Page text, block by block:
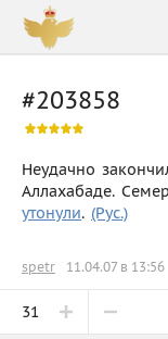
#203858
Неудачно
Аллахабаде.
утонули. (Рус.)
spetr 11.04.07 в 13:56
31